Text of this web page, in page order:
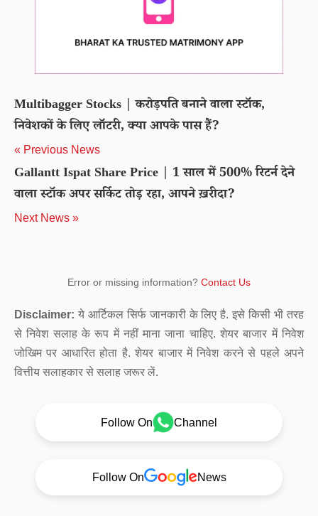
Multibagger Stocks | करोड़पति बनाने वाला स्टॉक,
निवेशकों के लिए लॉटरी, क्या आपके पास हैं?
« Previous News
Gallantt Ispat Share Price | 1 साल में 500% रिटर्न देने
वाला स्टॉक अपर सर्किट तोड़ रहा, आपने ख़रीदा?
Next News »
Error or missing information? Contact Us
Disclaimer: ये आर्टिकल सिर्फ जानकारी के लिए है. इसे किसी भी तरह
से निवेश सलाह के रूप में नहीं माना जाना चाहिए. शेयर बाजार में निवेश
जोखिम पर आधारित होता है. शेयर बाजार में निवेश करने से पहले अपने
वित्तीय सलाहकार से सलाह जरूर लें.
Follow On Channel
Follow On News